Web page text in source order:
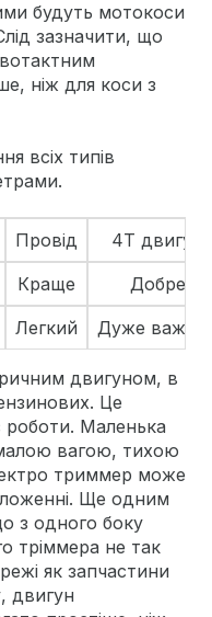
будуть мотокоси
зазначити, що
ніж для коси з
всіх типів
Провід
4Т двигун
Краще
Добре
Легкий Дуже
двигуном, в
Це
роботи. Маленька
вагою, тихою
триммер може
Ще одним
з одного боку
тріммера не так
як запчастини
двигун